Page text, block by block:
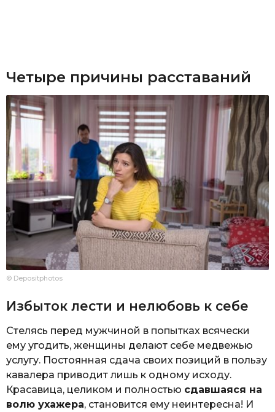
Четыре причины расставаний
© Depositphotos
Избыток лести и нелюбовь к себе
Стелясь перед мужчиной в попытках всячески
ему угодить, женщины делают себе медвежью
услугу. Постоянная сдача своих позиций в пользу
кавалера приводит лишь к одному исходу.
Красавица, целиком и полностью сдавшаяся на
волю ухажера, становится ему неинтересна! И